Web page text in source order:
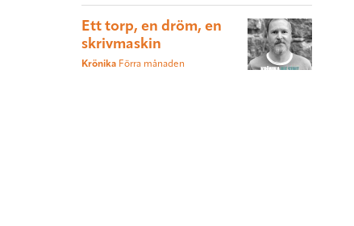
Ett torp, en dröm, en
skrivmaskin
Krönika Förra månaden